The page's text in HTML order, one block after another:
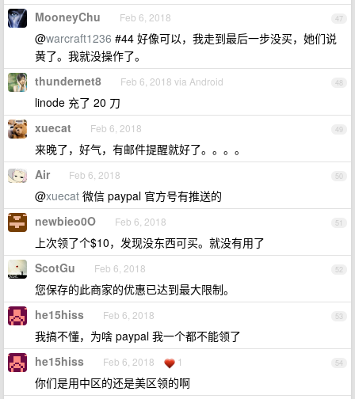
47
MooneyChu Feb 6, 2018
@warcraft1236 #44 好像可以，我走到最后一步没买，她们说
黄了。我就没操作了。
48
thundernet8 Feb 6, 2018 via Android
linode 充了 20 刀
49
xuecat Feb 6, 2018
来晚了，好气，有邮件提醒就好了。。。。
50
Air Feb 6, 2018
@xuecat 微信 paypal 官方号有推送的
51
newbieo0O Feb 6, 2018
上次领了个$10，发现没东西可买。就没有用了
52
ScotGu Feb 6, 2018
您保存的此商家的优惠已达到最大限制。
53
he15hiss Feb 6, 2018
我搞不懂，为啥 paypal 我一个都不能领了
54
he15hiss Feb 6, 2018 1
你们是用中区的还是美区领的啊